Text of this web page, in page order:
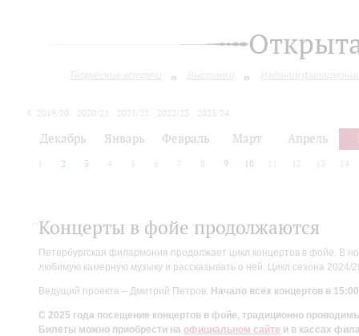
Творческие встречи Выставки Издания
2019/20 2020/21 2021/22 2022/23
2023/24
Декабрь Январь Февраль Март Апрель
2 3 4 5 6 7 8 9 10 12 13 14
Концерты в фойе продолжаются
Петербургская филармония продолжает цикл концертов в фойе. В
любимую камерную музыку и рассказывать о ней. Цикл сезона
Ведущий проекта – Дмитрий Петров. Начало всех концертов в
С 2025 года посещение концертов в фойе, традиционно
Билеты можно приобрести на официальном сайте и в кассах